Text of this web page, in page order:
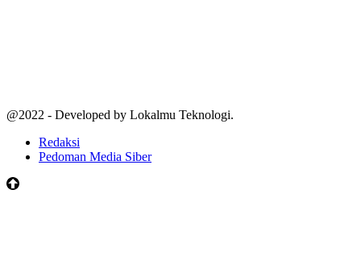
@2022 - Developed by Lokalmu Teknologi.
Redaksi
Pedoman Media Siber